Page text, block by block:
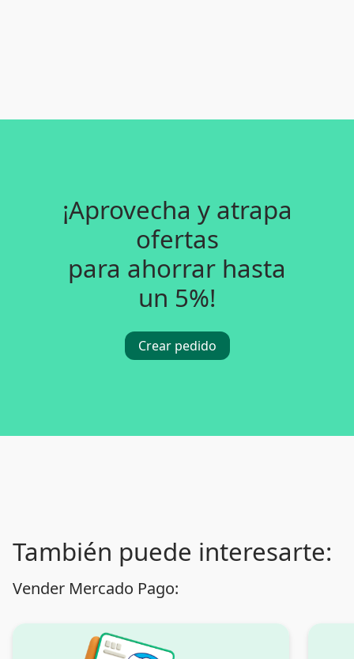
¡Aprovecha y atrapa
ofertas
para ahorrar hasta
un 5%!
Crear pedido
También puede interesarte:
Vender Mercado Pago: